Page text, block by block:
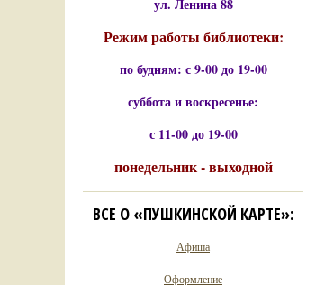
ул. Ленина 88
Режим работы библиотеки:
по будням: с 9-00 до 19-00
суббота и воскресенье:
с 11-00 до 19-00
понедельник - выходной
ВСЕ О «ПУШКИНСКОЙ КАРТЕ»:
Афиша
Оформление